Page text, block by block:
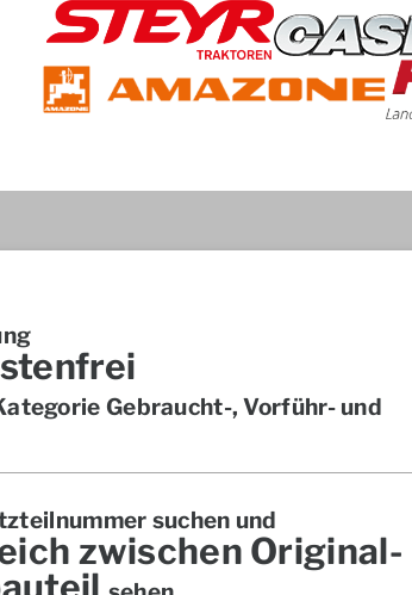
Gebraucht-, Vorführ- und
suchen und
zwischen Original-